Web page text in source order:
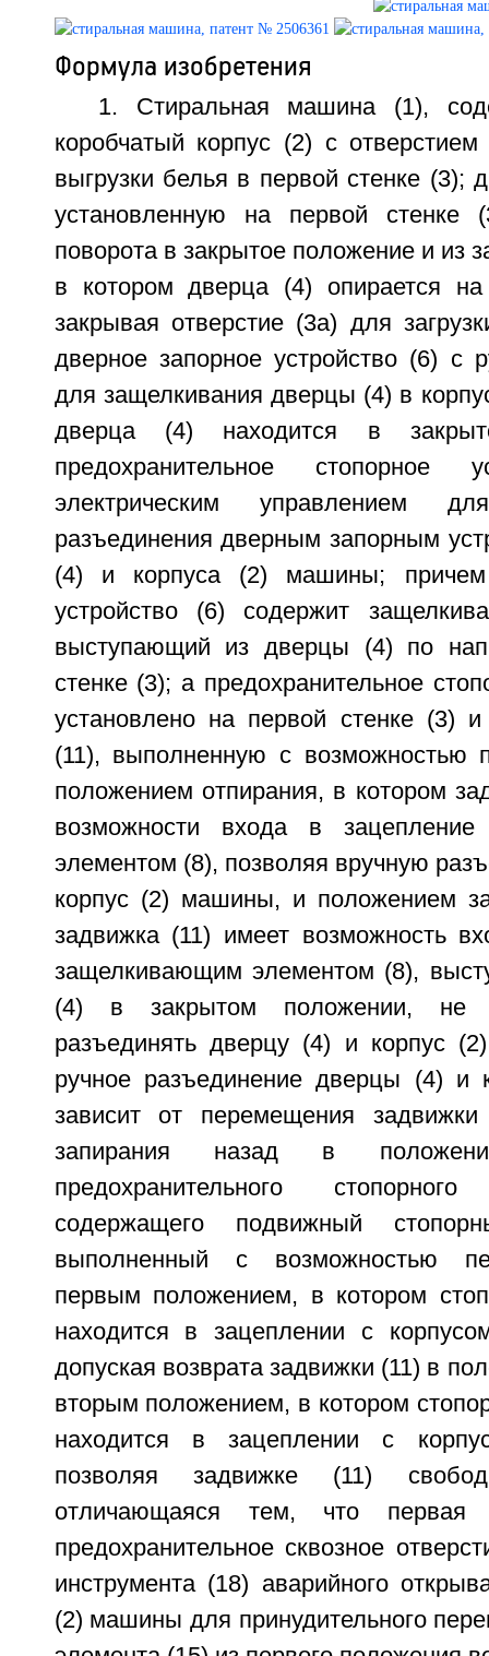
Формула изобретения
1. Стиральная машина (1),
коробчатый корпус (2) с
выгрузки белья в первой стенке (3);
установленную на первой стенке
поворота в закрытое положение и из
в котором дверца (4) опирается
закрывая отверстие (3а) для
дверное запорное устройство (6) с
для защелкивания дверцы (4) в
дверца (4) находится в
предохранительное
электрическим управлением
разъединения дверным запорным
(4) и корпуса (2) машины; причем
устройство (6) содержит
выступающий из дверцы (4) по
стенке (3); а предохранительное
установлено на первой стенке (3)
(11), выполненную с возможностью
положением отпирания, в котором
возможности входа в
элементом (8), позволяя вручную
корпус (2) машины, и положением
задвижка (11) имеет возможность
защелкивающим элементом (8),
(4) в закрытом положении, не
разъединять дверцу (4) и корпус
ручное разъединение дверцы (4) и
зависит от перемещения
запирания назад в
предохранительного
содержащего подвижный
выполненный с возможностью
первым положением, в котором
находится в зацеплении с
допуская возврата задвижки (11) в
вторым положением, в котором
находится в зацеплении с
позволяя задвижке (11)
отличающаяся тем, что
предохранительное сквозное
инструмента (18) аварийного
(2) машины для принудительного